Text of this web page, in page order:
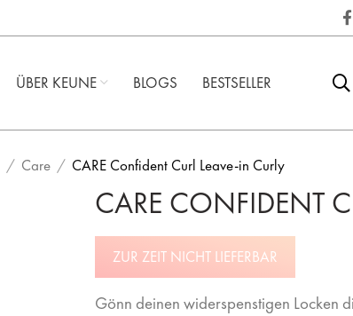
ÜBER KEUNE ​ BLOGS BESTSELLER
Care CARE Confident Curl Leave-in Curly
CARE CONFIDENT
ZUR ZEIT NICHT LIEFERBAR
Gönn deinen widerspenstigen Locken